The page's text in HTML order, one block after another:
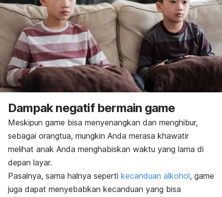
Dampak negatif bermain game
Meskipun game bisa menyenangkan dan menghibur,
sebagai orangtua, mungkin Anda merasa khawatir
melihat anak Anda menghabiskan waktu yang lama di
depan layar.
Pasalnya, sama halnya seperti kecanduan alkohol, game
juga dapat menyebabkan kecanduan yang bisa